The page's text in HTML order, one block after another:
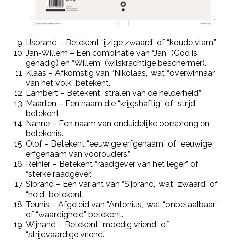
IJsbrand – Betekent “ijzige zwaard” of “koude vlam.”
Jan-Willem – Een combinatie van “Jan” (God is
genadig) en “Willem” (wilskrachtige beschermer).
Klaas – Afkomstig van “Nikolaas,” wat “overwinnaar
van het volk” betekent.
Lambert – Betekent “stralen van de helderheid.”
Maarten – Een naam die “krijgshaftig” of “strijd”
betekent.
Nanne – Een naam van onduidelijke oorsprong en
betekenis.
Olof – Betekent “eeuwige erfgenaam” of “eeuwige
erfgenaam van voorouders.”
Reinier – Betekent “raadgever van het leger” of
“sterke raadgever.”
Sibrand – Een variant van “Sijbrand,” wat “zwaard” of
“held” betekent.
Teunis – Afgeleid van “Antonius,” wat “onbetaalbaar”
of “waardigheid” betekent.
Wijnand – Betekent “moedig vriend” of
“strijdvaardige vriend.”